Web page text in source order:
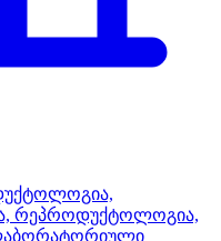
რეპროდუქტოლოგია,
ლაბორატორიული